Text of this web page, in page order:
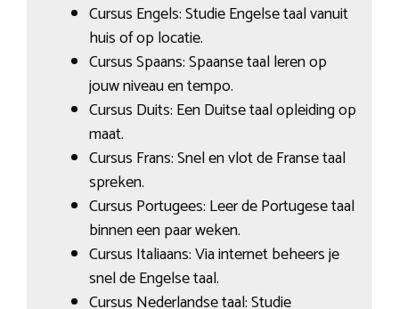
Cursus Engels: Studie Engelse taal vanuit
huis of op locatie.
Cursus Spaans: Spaanse taal leren op
jouw niveau en tempo.
Cursus Duits: Een Duitse taal opleiding op
maat.
Cursus Frans: Snel en vlot de Franse taal
spreken.
Cursus Portugees: Leer de Portugese taal
binnen een paar weken.
Cursus Italiaans: Via internet beheers je
snel de Engelse taal.
Cursus Nederlandse taal: Studie